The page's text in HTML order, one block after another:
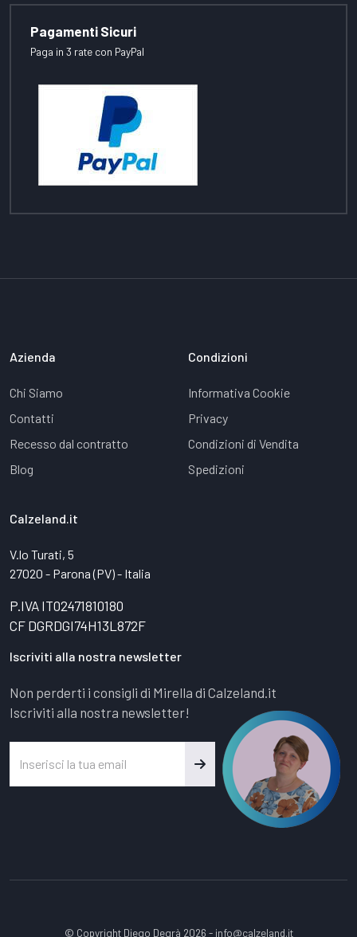
Pagamenti Sicuri
Paga in 3 rate con PayPal
Azienda
Chi Siamo
Contatti
Recesso dal contratto
Blog
Condizioni
Informativa Cookie
Privacy
Condizioni di Vendita
Spedizioni
Calzeland.it
V.lo Turati, 5
27020 - Parona (PV) - Italia
P.IVA IT02471810180
CF DGRDGI74H13L872F
Iscriviti alla nostra newsletter
Non perderti i consigli di Mirella di Calzeland.it
Iscriviti alla nostra newsletter!
© Copyright Diego Degrà 2026 - info@calzeland.it